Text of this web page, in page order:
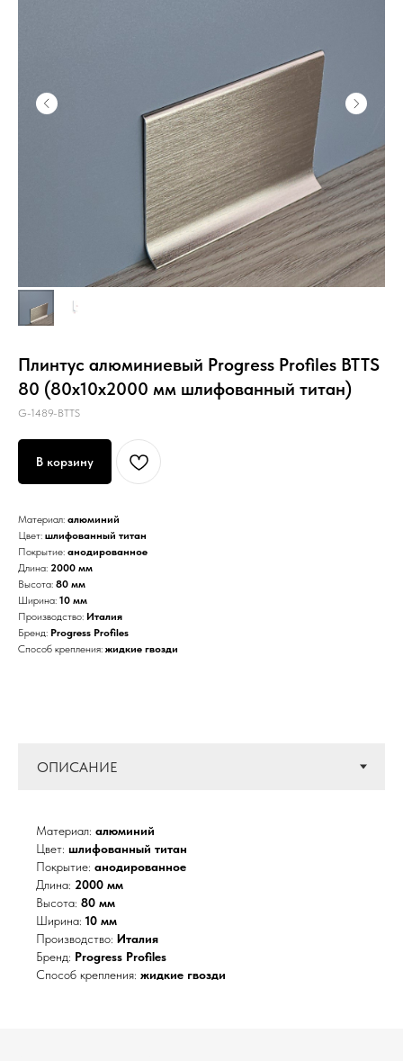
Плинтус алюминиевый Progress Profiles BTTS
80 (80х10х2000 мм шлифованный титан)
G-1489-BTTS
В корзину
Материал: алюминий
Цвет: шлифованный титан
Покрытие: анодированное
Длина: 2000 мм
Высота: 80 мм
Ширина: 10 мм
Производство: Италия
Бренд: Progress Profiles
Способ крепления: жидкие гвозди
Материал: алюминий
Цвет: шлифованный титан
Покрытие: анодированное
Длина: 2000 мм
Высота: 80 мм
Ширина: 10 мм
Производство: Италия
Бренд: Progress Profiles
Способ крепления: жидкие гвозди